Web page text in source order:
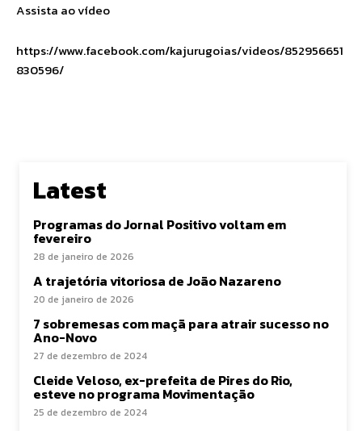
Assista ao vídeo
https://www.facebook.com/kajurugoias/videos/852956651
830596/
Latest
Programas do Jornal Positivo voltam em
fevereiro
28 de janeiro de 2026
A trajetória vitoriosa de João Nazareno
20 de janeiro de 2026
7 sobremesas com maçã para atrair sucesso no
Ano-Novo
27 de dezembro de 2024
Cleide Veloso, ex-prefeita de Pires do Rio,
esteve no programa Movimentação
25 de dezembro de 2024